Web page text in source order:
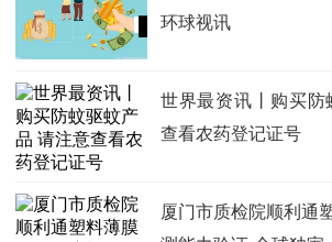
环球视讯
世界最资讯丨购买防
查看农药登记证号
厦门市质检院顺利通